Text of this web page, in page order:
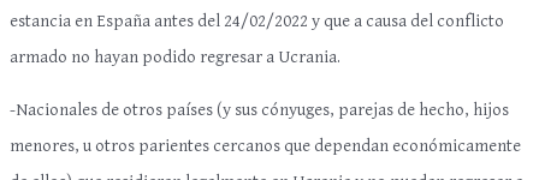
estancia en España antes del 24/02/2022 y que a causa del conflicto
armado no hayan podido regresar a Ucrania.
-Nacionales de otros países (y sus cónyuges, parejas de hecho, hijos
menores, u otros parientes cercanos que dependan económicamente